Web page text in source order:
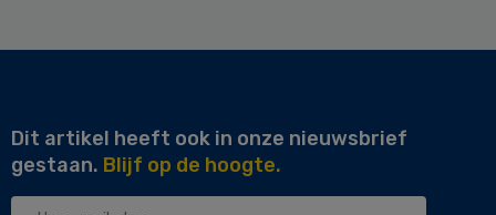
Dit artikel heeft ook in onze nieuwsbrief
gestaan. Blijf op de hoogte.
Uw